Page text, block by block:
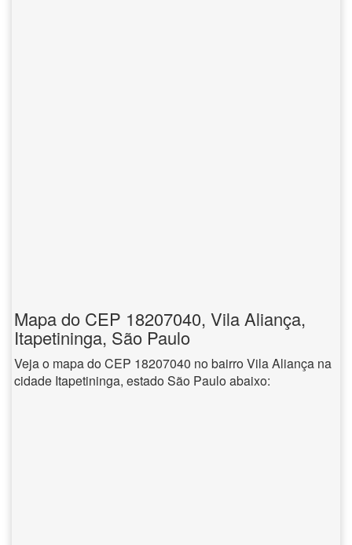
Mapa do CEP 18207040, Vila Aliança,
Itapetininga, São Paulo
Veja o mapa do CEP 18207040 no bairro Vila Aliança na
cidade Itapetininga, estado São Paulo abaixo: